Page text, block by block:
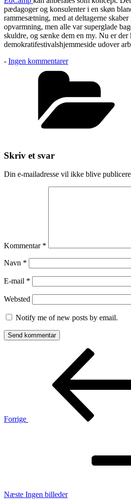
pædagoger og konsulenter i en skøn
rammesætning, med at deltagerne
opvarmning, men alle var superglade
skuldre, og sænke dem en my. Nu er
demokratifestivalshjemmeside udover
- Ingen kommentarertil
blev
da
Skriv et svar
Din e-mailadresse vil ikke blive
Kommentar *
Navn *
E-mail *
Websted
Notify me of new posts by email.
Indlægsnavigation
Forrige
Næste Ingen billeder